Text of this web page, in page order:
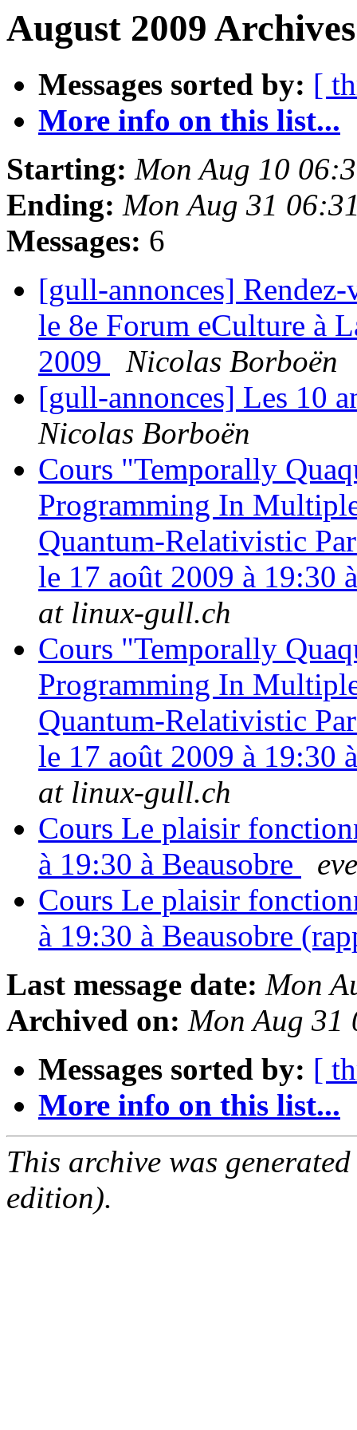
August 2009
Messages sorted by: [
More info on this list...
Starting: Mon Aug 10
Ending: Mon Aug 31
Messages: 6
[gull-annonces]
le 8e Forum eCulture à
2009
Nicolas Borboën
[gull-annonces] Les 10
Nicolas Borboën
Cours "Temporally
Programming In
Quantum-Relativistic
le 17 août 2009 à 19:30
at linux-gull.ch
Cours "Temporally
Programming In
Quantum-Relativistic
le 17 août 2009 à 19:30
at linux-gull.ch
Cours Le plaisir
à 19:30 à Beausobre
Cours Le plaisir
à 19:30 à Beausobre
Last message date: Mon
Archived on: Mon Aug 31
Messages sorted by: [
More info on this list...
This archive was
edition).